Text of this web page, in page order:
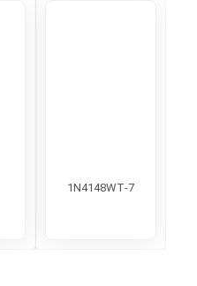
1N4148WT-7